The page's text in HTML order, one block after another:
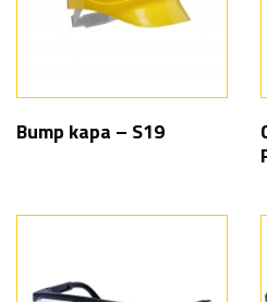
Bump kapa – S19